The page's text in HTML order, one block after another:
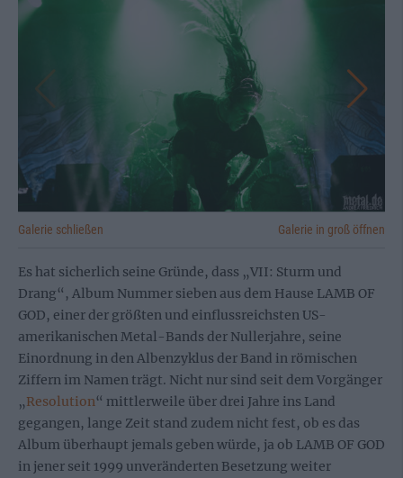
Galerie schließen Galerie in groß öffnen
Es hat sicherlich seine Gründe, dass „VII: Sturm und
Drang“, Album Nummer sieben aus dem Hause LAMB OF
GOD, einer der größten und einflussreichsten US-
amerikanischen Metal-Bands der Nullerjahre, seine
Einordnung in den Albenzyklus der Band in römischen
Ziffern im Namen trägt. Nicht nur sind seit dem Vorgänger
„Resolution“ mittlerweile über drei Jahre ins Land
gegangen, lange Zeit stand zudem nicht fest, ob es das
Album überhaupt jemals geben würde, ja ob LAMB OF GOD
in jener seit 1999 unveränderten Besetzung weiter